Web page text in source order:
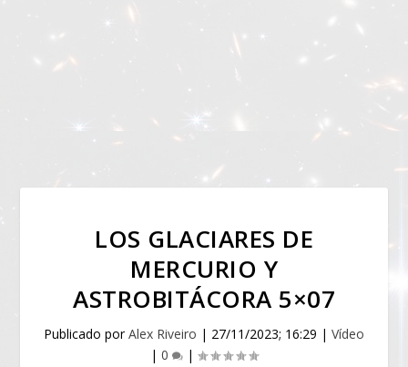
LOS GLACIARES DE
MERCURIO Y
ASTROBITÁCORA 5×07
Publicado porAlex Riveiro | 27/11/2023; 16:29 | Vídeo
| 0 |